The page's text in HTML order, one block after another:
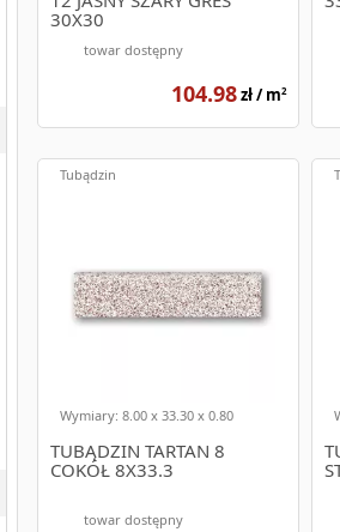
30X30
towar dostępny
104.98zł / m2
TUBĄDZIN TARTAN 8
COKÓŁ 8X33.3
Wymiary: 8.00 x 33.30 x 0.80
Tubądzin
towar dostępny